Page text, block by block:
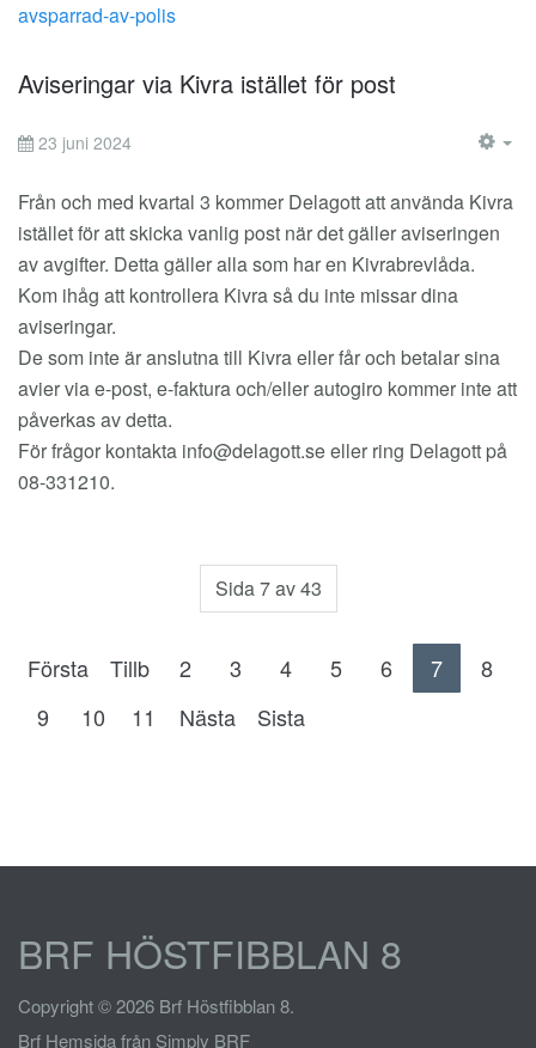
avsparrad-av-polis
Aviseringar via Kivra istället för post
23 juni 2024
Från och med kvartal 3 kommer Delagott att använda Kivra
istället för att skicka vanlig post när det gäller aviseringen
av avgifter. Detta gäller alla som har en Kivrabrevlåda.
Kom ihåg att kontrollera Kivra så du inte missar dina
aviseringar.
De som inte är anslutna till Kivra eller får och betalar sina
avier via e-post, e-faktura och/eller autogiro kommer inte att
påverkas av detta.
För frågor kontakta info@delagott.seeller ring Delagott på
08-331210.
Sida 7 av 43
Första Tillb 2 3 4 5 6 7
8
9
10 11 Nästa Sista
BRF HÖSTFIBBLAN 8
Copyright © 2026 Brf Höstfibblan 8.
Brf Hemsidafrån Simply BRF